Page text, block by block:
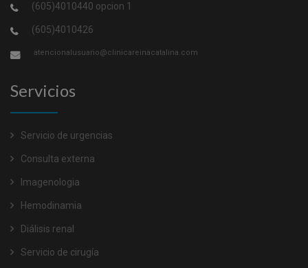
(605)4010440 opcion 1
(605)4010426
atencionalusuario@clinicareinacatalina.com
Servicios
Servicio de urgencias
Consulta externa
Imagenologia
Hemodinamia
Diálisis renal
Servicio de cirugía